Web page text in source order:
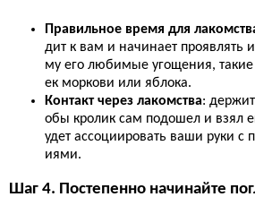
Правильное время для
дит к вам и начинает проявлять
му его любимые угощения, такие
ек моркови или яблока.
Контакт через лакомства:
обы кролик сам подошел и взял
удет ассоциировать ваши руки с
иями.
Шаг 4. Постепенно начинайте